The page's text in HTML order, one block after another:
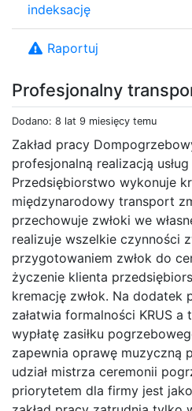
Profesjonalny
Dodano: 8 lat 9 miesięcy temu
Zakład pracy
profesjonalną realizacją
Przedsiębiorstwo wykonuje
międzynarodowy transport
przechowuje zwłoki we
realizuje wszelkie czynności
przygotowaniem zwłok do
życzenie klienta
kremację zwłok. Na dodatek
załatwia formalności KRUS a
wypłatę zasiłku
zapewnia oprawę muzyczną
udział mistrza ceremonii
priorytetem dla firmy jest
indeksację
Raportuj